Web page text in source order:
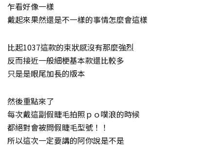
乍看好像一樣
戴起來果然還是不一樣的事情怎麼會這樣
比起1037這款的束狀感沒有那麼強烈
反而接近一般細梗基本款還比較多
只是是眼尾加長的版本
然後重點來了
每次戴這副假睫毛拍照ｐｏ噗浪的時候
都絕對會被問假睫毛型號！！
所以這次一定要講的阿你說是不是